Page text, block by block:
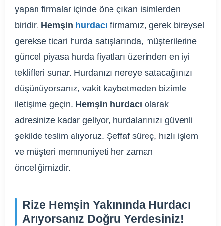
yapan firmalar içinde öne çıkan isimlerden
biridir. Hemşin hurdacı firmamız, gerek bireysel
gerekse ticari hurda satışlarında, müşterilerine
güncel piyasa hurda fiyatları üzerinden en iyi
teklifleri sunar. Hurdanızı nereye satacağınızı
düşünüyorsanız, vakit kaybetmeden bizimle
iletişime geçin. Hemşin hurdacı olarak
adresinize kadar geliyor, hurdalarınızı güvenli
şekilde teslim alıyoruz. Şeffaf süreç, hızlı işlem
ve müşteri memnuniyeti her zaman
önceliğimizdir.
Rize Hemşin Yakınında Hurdacı
Arıyorsanız Doğru Yerdesiniz!